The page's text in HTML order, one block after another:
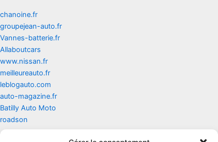
chanoine.fr
groupejean-auto.fr
Vannes-batterie.fr
Allaboutcars
www.nissan.fr
meilleureauto.fr
leblogauto.com
auto-magazine.fr
Batilly Auto Moto
roadson